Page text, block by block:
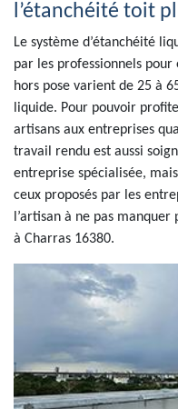
l’étanchéité toit
Le système d’étanchéité
par les professionnels
hors pose varient de 25 à
liquide. Pour pouvoir
artisans aux entreprises
travail rendu est aussi
entreprise spécialisée,
ceux proposés par les
l’artisan à ne pas
à Charras 16380.